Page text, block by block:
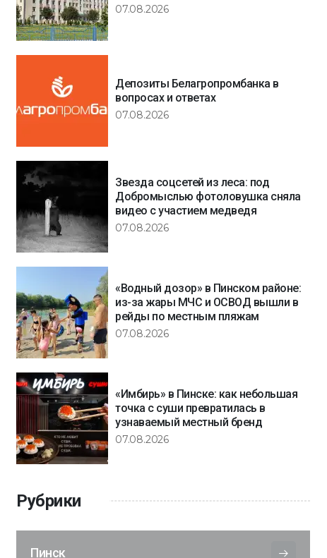
07.08.2026
Депозиты Белагропромбанка в
вопросах и ответах
07.08.2026
Звезда соцсетей из леса: под
Добромыслью фотоловушка сняла
видео с участием медведя
07.08.2026
«Водный дозор» в Пинском районе:
из-за жары МЧС и ОСВОД вышли в
рейды по местным пляжам
07.08.2026
«Имбирь» в Пинске: как небольшая
точка с суши превратилась в
узнаваемый местный бренд
07.08.2026
Рубрики
Пинск